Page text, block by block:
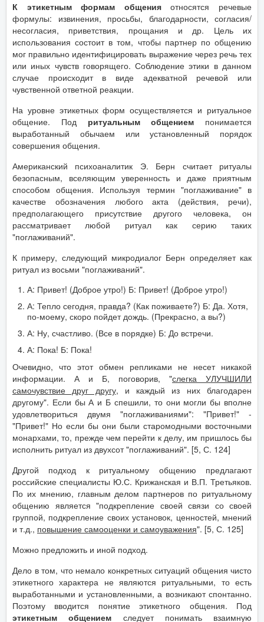
К этикетным формам общенияотносятся речевые
формулы: извинения, просьбы, благодарности, согласия/
несогласия, приветствия, прощания и др. Цель их
использования состоит в том, чтобы партнер по общению
мог правильно идентифицировать выражение через речь тех
или иных чувств говорящего. Соблюдение этики в данном
случае происходит в виде адекватной речевой или
чувственной ответной реакции.
На уровне этикетных форм осуществляется и ритуальное
общение. Под ритуальным общением понимается
выработанный обычаем или установленный порядок
совершения общения.
Американский психоаналитик Э. Берн считает ритуалы
безопасным, вселяющим уверенность и даже приятным
способом общения. Используя термин "поглаживание" в
качестве обозначения любого акта (действия, речи),
предполагающего присутствие другого человека, он
рассматривает любой ритуал как серию таких
"поглаживаний".
К примеру, следующий микродиалог Берн определяет как
ритуал из восьми "поглаживаний".
А: Привет! (Доброе утро!) Б: Привет! (Доброе утро!)
А: Тепло сегодня, правда? (Как поживаете?) Б: Да. Хотя,
по-моему, скоро пойдет дождь. (Прекрасно, а вы?)
А: Ну, счастливо. (Все в порядке) Б: До встречи.
А: Пока! Б: Пока!
Очевидно, что этот обмен репликами не несет никакой
информации. А и Б, поговорив, "слегка УЛУЧШИЛИ
самочувствие друг другу, и каждый из них благодарен
другому". Если бы А и Б спешили, то они могли бы вполне
удовлетвориться двумя "поглаживаниями": "Привет!" -
"Привет!" Но если бы они были старомодными восточными
монархами, то, прежде чем перейти к делу, им пришлось бы
исполнить ритуал из двухсот "поглаживаний". [5, С. 124]
Другой подход к ритуальному общению предлагают
российские специалисты Ю.С. Крижанская и В.П. Третьяков.
По их мнению, главным делом партнеров по ритуальному
общению является "подкрепление своей связи со своей
группой, подкрепление своих установок, ценностей, мнений
и т.д., повышение самооценки и самоуважения". [5, С. 125]
Можно предложить и иной подход.
Дело в том, что немало конкретных ситуаций общения чисто
этикетного характера не являются ритуальными, то есть
выработанными и установленными, а возникают спонтанно.
Поэтому вводится понятие этикетного общения. Под
этикетным общением следует понимать взаимную